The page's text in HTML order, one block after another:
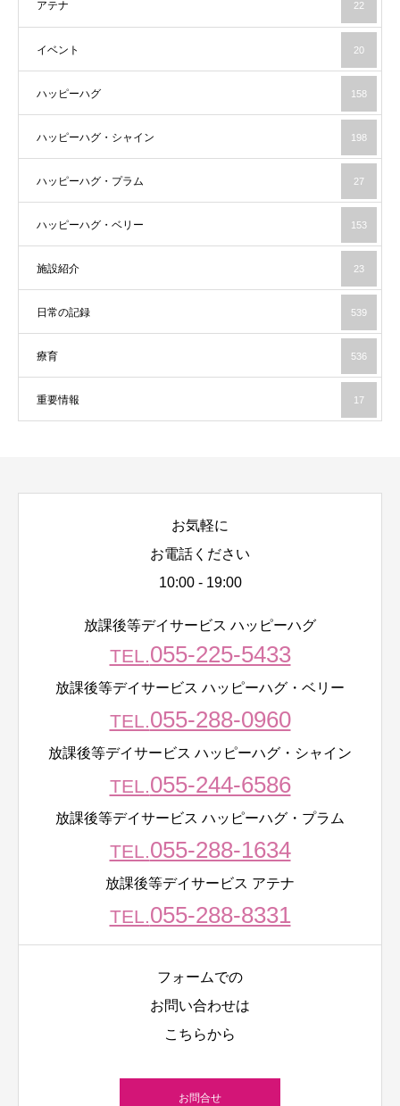
アテナ 22
イベント 20
ハッピーハグ 158
ハッピーハグ・シャイン 198
ハッピーハグ・プラム 27
ハッピーハグ・ベリー 153
施設紹介 23
日常の記録 539
療育 536
重要情報 17
お気軽に
お電話ください
10:00 - 19:00
放課後等デイサービス ハッピーハグ
TEL.055-225-5433
放課後等デイサービス ハッピーハグ・ベリー
TEL.055-288-0960
放課後等デイサービス ハッピーハグ・シャイン
TEL.055-244-6586
放課後等デイサービス ハッピーハグ・プラム
TEL.055-288-1634
放課後等デイサービス アテナ
TEL.055-288-8331
フォームでの
お問い合わせは
こちらから
お問合せ